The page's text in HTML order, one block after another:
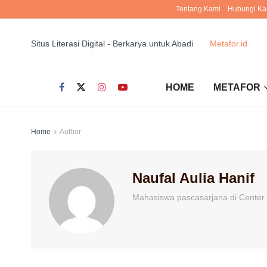
Tentang Kami Hubungi
Situs Literasi Digital - Berkarya untuk Abadi Metafor.id
HOME METAFOR
Home Author
Naufal Aulia Hanif
Mahasiswa pascasarjana di